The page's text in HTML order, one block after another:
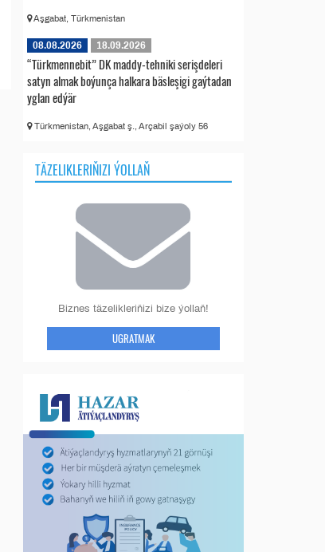
Aşgabat, Türkmenistan
08.08.2026 18.09.2026
“Türkmennebit” DK maddy-tehniki serişdeleri
satyn almak boýunça halkara bäsleşigi gaýtadan
yglan edýär
Türkmenistan, Aşgabat ş., Arçabil şaýoly 56
TÄZELIKLERIŇIZI ÝOLLAŇ
Biznes täzelikleriňizi bize ýollaň!
UGRATMAK